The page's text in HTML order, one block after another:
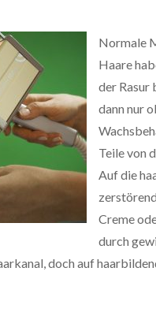
Normale
Haare
der Rasur
dann nur
Teile von
Auf die
Creme
durch
doch auf